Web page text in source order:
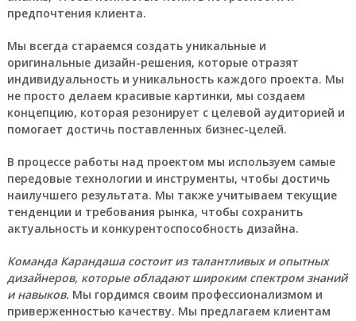
предпочтения клиента.
Мы всегда стараемся создать уникальные и
оригинальные дизайн-решения, которые отразят
индивидуальность и уникальность каждого проекта. Мы
не просто делаем красивые картинки, мы создаем
концепцию, которая резонирует с целевой аудиторией и
помогает достичь поставленных бизнес-целей.
В процессе работы над проектом мы используем самые
передовые технологии и инструменты, чтобы достичь
наилучшего результата. Мы также учитываем текущие
тенденции и требования рынка, чтобы сохранить
актуальность и конкурентоспособность дизайна.
Команда Карандаша состоит из талантливых и опытных
дизайнеров, которые обладают широким спектром знаний
и навыков. Мы гордимся своим профессионализмом и
приверженностью качеству. Мы предлагаем клиентам